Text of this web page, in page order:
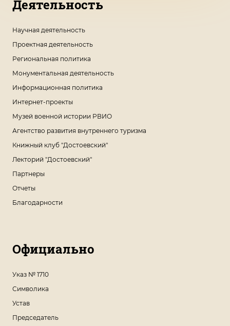
Деятельность
Научная деятельность
Проектная деятельность
Региональная политика
Монументальная деятельность
Информационная политика
Интернет-проекты
Музей военной истории РВИО
Агентство развития внутреннего туризма
Книжный клуб "Достоевский"
Лекторий "Достоевский"
Партнеры
Отчеты
Благодарности
Официально
Указ № 1710
Символика
Устав
Председатель